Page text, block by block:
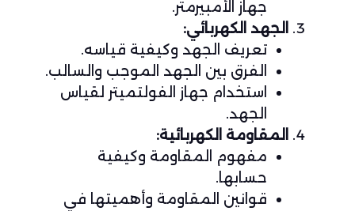
جهاز الأمبيرمتر.
الجهد الكهربائي:
تعريف الجهد وكيفية قياسه.
الفرق بين الجهد الموجب والسالب.
استخدام جهاز الفولتميتر لقياس
الجهد.
المقاومة الكهربائية:
مفهوم المقاومة وكيفية
حسابها.
قوانين المقاومة وأهميتها في